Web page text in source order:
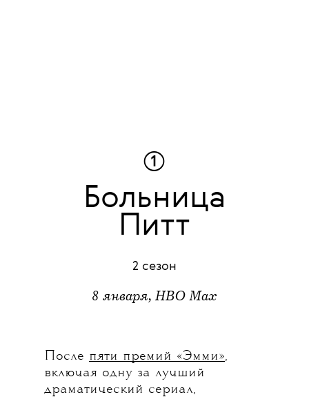
①
Больница
Питт
2 cезон
8 января, HBO Max
После пяти премий «Эмми»,
включая одну за лучший
драматический сериал,